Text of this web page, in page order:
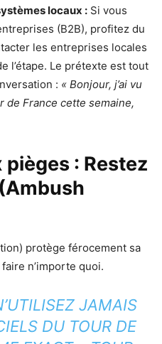
locaux : Si vous
(B2B), profitez du
les entreprises locales
l’étape. Le prétexte est tout
: « Bonjour, j’ai vu
de France cette semaine,
: Restez
protège férocement sa
n’importe quoi.
JAMAIS
DU TOUR DE